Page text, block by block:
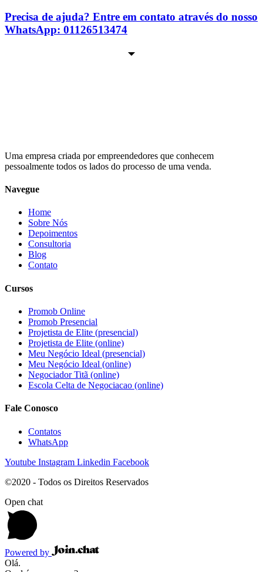
Precisa de ajuda? Entre em contato através do nosso
WhatsApp: 01126513474
Uma empresa criada por empreendedores que conhecem
pessoalmente todos os lados do processo de uma venda.
Navegue
Home
Sobre Nós
Depoimentos
Consultoria
Blog
Contato
Cursos
Promob Online
Promob Presencial
Projetista de Elite (presencial)
Projetista de Elite (online)
Meu Negócio Ideal (presencial)
Meu Negócio Ideal (online)
Negociador Titã (online)
Escola Celta de Negociacao (online)
Fale Conosco
Contatos
WhatsApp
Youtube Instagram Linkedin Facebook
©2020 - Todos os Direitos Reservados
Open chat
Powered by
Olá.